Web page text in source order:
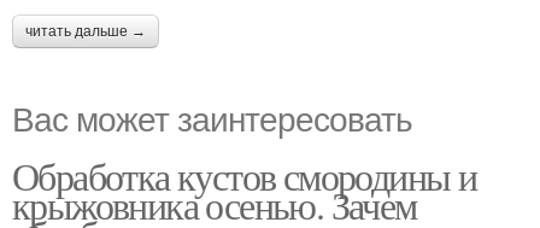
читать дальше →
Вас может заинтересовать
Обработка кустов смородины и
крыжовника осенью. Зачем